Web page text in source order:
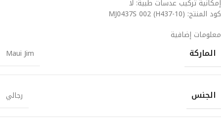
إمكانية تركيب عدسات طبية: لا
كود المنتج: MJ0437S 002 (H437-10)
معلومات إضافية
الماركة Maui Jim
الجنس رجالي